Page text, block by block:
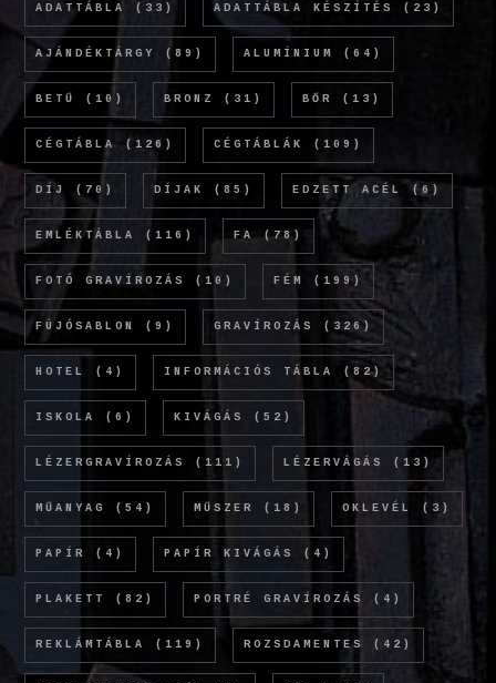
ADATTÁBLA (33) ADATTÁBLA KÉSZÍTÉS (23)
AJÁNDÉKTÁRGY (89) ALUMÍNIUM (64)
BETŰ (10) BRONZ (31) BŐR (13)
CÉGTÁBLA (126) CÉGTÁBLÁK (109)
DÍJ (70) DÍJAK (85) EDZETT ACÉL (6)
EMLÉKTÁBLA (116) FA (78)
FOTÓ GRAVÍROZÁS (10) FÉM (199)
FÚJÓSABLON (9) GRAVÍROZÁS (326)
HOTEL (4) INFORMÁCIÓS TÁBLA (82)
ISKOLA (6) KIVÁGÁS (52)
LÉZERGRAVÍROZÁS (111) LÉZERVÁGÁS (13)
MŰANYAG (54) MŰSZER (18) OKLEVÉL (3)
PAPÍR (4) PAPÍR KIVÁGÁS (4)
PLAKETT (82) PORTRÉ GRAVÍROZÁS (4)
REKLÁMTÁBLA (119) ROZSDAMENTES (42)